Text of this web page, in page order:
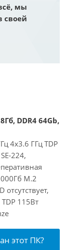
мы
своей
DDR4 64Gb,
4x3.6 ГГц TDP
224,
M.2
отсутствует,
115Вт
этот ПК?